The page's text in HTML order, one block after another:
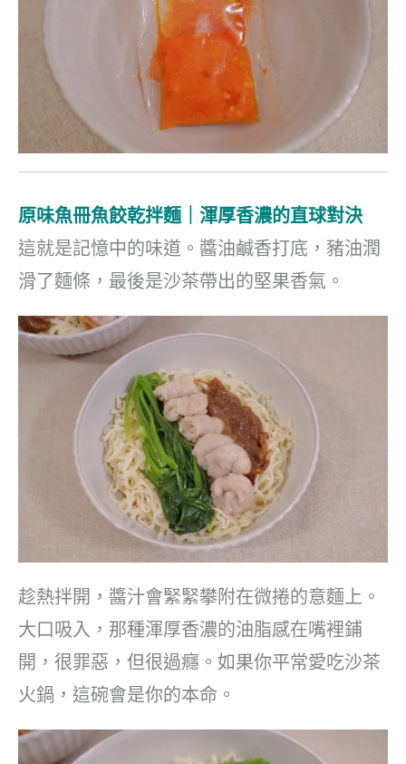
原味魚冊魚餃乾拌麵｜渾厚香濃的直球對決
這就是記憶中的味道。醬油鹹香打底，豬油潤
滑了麵條，最後是沙茶帶出的堅果香氣。
趁熱拌開，醬汁會緊緊攀附在微捲的意麵上。
大口吸入，那種渾厚香濃的油脂感在嘴裡鋪
開，很罪惡，但很過癮。如果你平常愛吃沙茶
火鍋，這碗會是你的本命。